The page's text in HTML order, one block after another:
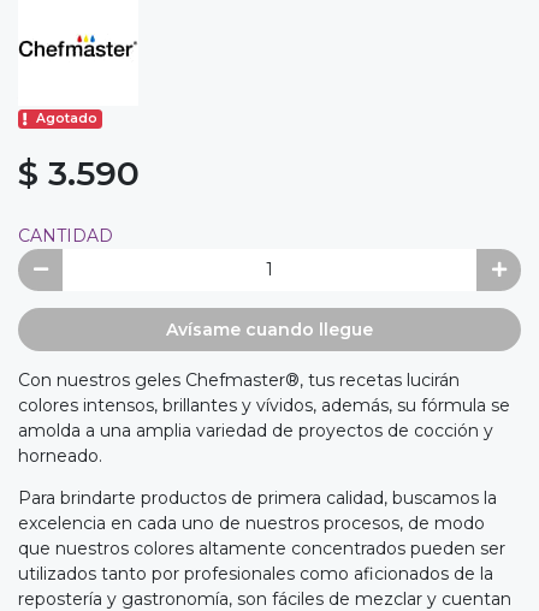
Agotado
$ 3.590
CANTIDAD
Avísame cuando llegue
Con nuestros geles Chefmaster®, tus recetas lucirán
colores intensos, brillantes y vívidos, además, su fórmula se
amolda a una amplia variedad de proyectos de cocción y
horneado.
Para brindarte productos de primera calidad, buscamos la
excelencia en cada uno de nuestros procesos, de modo
que nuestros colores altamente concentrados pueden ser
utilizados tanto por profesionales como aficionados de la
repostería y gastronomía, son fáciles de mezclar y cuentan